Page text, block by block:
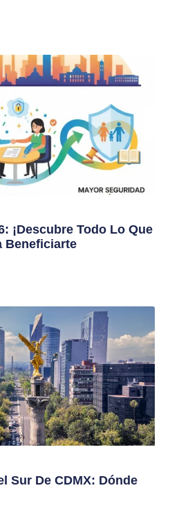
¡Descubre Todo Lo Que
Beneficiarte
Sur De CDMX: Dónde